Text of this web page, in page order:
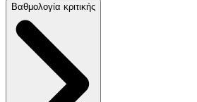
Βαθμολογία κριτικής